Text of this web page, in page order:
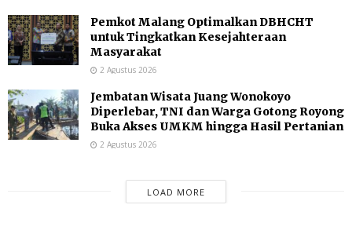
Pemkot Malang Optimalkan DBHCHT
untuk Tingkatkan Kesejahteraan
Masyarakat
2 Agustus 2026
Jembatan Wisata Juang Wonokoyo
Diperlebar, TNI dan Warga Gotong Royong
Buka Akses UMKM hingga Hasil Pertanian
2 Agustus 2026
LOAD MORE